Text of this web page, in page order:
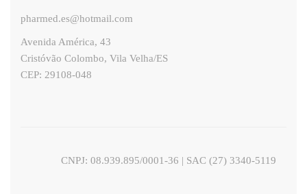
pharmed.es@hotmail.com
Avenida América, 43
Cristóvão Colombo, Vila Velha/ES
CEP: 29108-048
CNPJ: 08.939.895/0001-36 | SAC (27) 3340-5119